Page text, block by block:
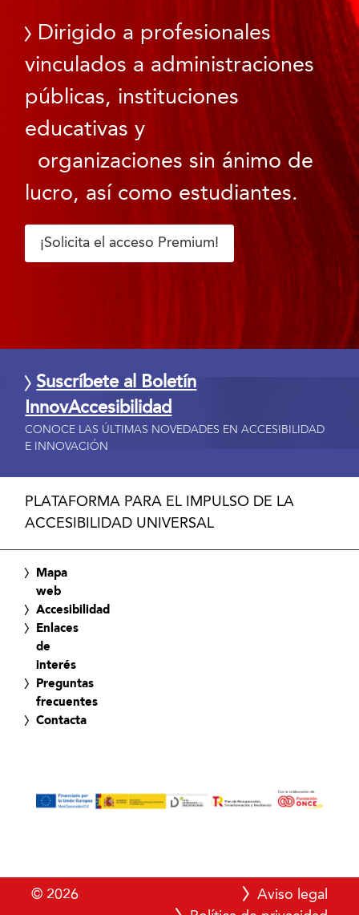
Dirigido a profesionales
vinculados a administraciones
públicas, instituciones
educativas y
organizaciones sin ánimo de
lucro, así como estudiantes.
¡Solicita el acceso Premium!
Suscríbete al Boletín
InnovAccesibilidad
CONOCE LAS ÚLTIMAS NOVEDADES EN ACCESIBILIDAD
E INNOVACIÓN
PLATAFORMA PARA EL IMPULSO DE LA
ACCESIBILIDAD UNIVERSAL
Mapa
web
Accesibilidad
Enlaces
de
interés
Preguntas
frecuentes
Contacta
© 2026
Aviso legal